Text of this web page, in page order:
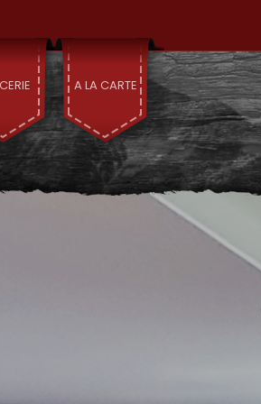
A LA CARTE